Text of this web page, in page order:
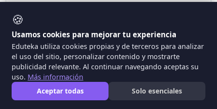
Proyecto de Religión:Dios llama a Moisés
Marina Carmona L, Colegio Teresiano, Envigado,
Colombia.
ConsulteOtros proyectos de clase
los estudiantes elaborar Cómics.
🍪
Usamos cookies para mejorar tu experiencia
Eduteka utiliza cookies propias y de terceros para analizar
el uso del sitio, personalizar contenido y mostrarte
publicidad relevante. Al continuar navegando aceptas su
uso. Más información
Aceptar todas
Solo esenciales